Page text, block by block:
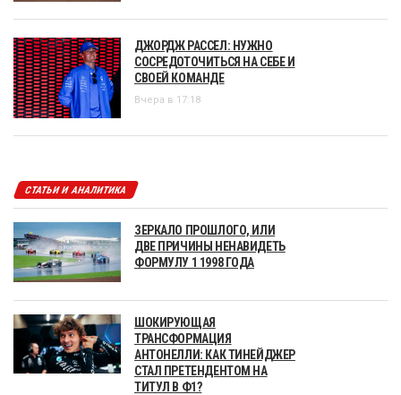
ДЖОРДЖ РАССЕЛ: НУЖНО
СОСРЕДОТОЧИТЬСЯ НА СЕБЕ И
СВОЕЙ КОМАНДЕ
Вчера в 17:18
СТАТЬИ И АНАЛИТИКА
ЗЕРКАЛО ПРОШЛОГО, ИЛИ
ДВЕ ПРИЧИНЫ НЕНАВИДЕТЬ
ФОРМУЛУ 1 1998 ГОДА
ШОКИРУЮЩАЯ
ТРАНСФОРМАЦИЯ
АНТОНЕЛЛИ: КАК ТИНЕЙДЖЕР
СТАЛ ПРЕТЕНДЕНТОМ НА
ТИТУЛ В Ф1?